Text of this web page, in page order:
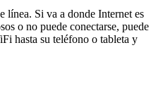
línea. Si va a donde Internet es
o no puede conectarse, puede
hasta su teléfono o tableta y